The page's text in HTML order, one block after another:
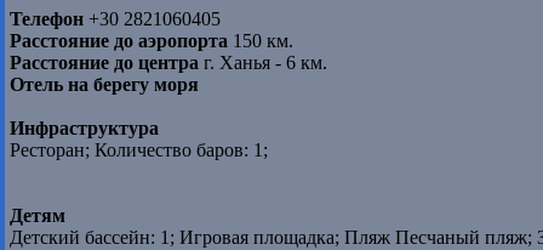
Телефон +30 2821060405
Расстояние до аэропорта 150 км.
Расстояние до центра г. Ханья - 6 км.
Отель на берегу моря
Инфраструктура
Ресторан; Количество баров: 1;
Детям
Детский бассейн: 1; Игровая площадка; Пляж Песчаный пляж;